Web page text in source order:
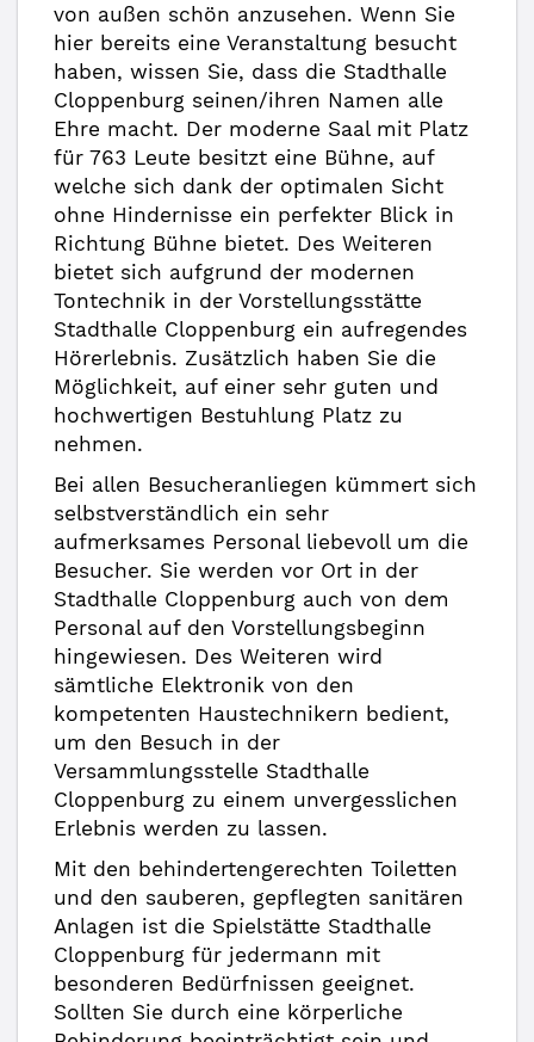
von außen schön anzusehen. Wenn Sie
hier bereits eine Veranstaltung besucht
haben, wissen Sie, dass die Stadthalle
Cloppenburg seinen/ihren Namen alle
Ehre macht. Der moderne Saal mit Platz
für 763 Leute besitzt eine Bühne, auf
welche sich dank der optimalen Sicht
ohne Hindernisse ein perfekter Blick in
Richtung Bühne bietet. Des Weiteren
bietet sich aufgrund der modernen
Tontechnik in der Vorstellungsstätte
Stadthalle Cloppenburg ein aufregendes
Hörerlebnis. Zusätzlich haben Sie die
Möglichkeit, auf einer sehr guten und
hochwertigen Bestuhlung Platz zu
nehmen.
Bei allen Besucheranliegen kümmert sich
selbstverständlich ein sehr
aufmerksames Personal liebevoll um die
Besucher. Sie werden vor Ort in der
Stadthalle Cloppenburg auch von dem
Personal auf den Vorstellungsbeginn
hingewiesen. Des Weiteren wird
sämtliche Elektronik von den
kompetenten Haustechnikern bedient,
um den Besuch in der
Versammlungsstelle Stadthalle
Cloppenburg zu einem unvergesslichen
Erlebnis werden zu lassen.
Mit den behindertengerechten Toiletten
und den sauberen, gepflegten sanitären
Anlagen ist die Spielstätte Stadthalle
Cloppenburg für jedermann mit
besonderen Bedürfnissen geeignet.
Sollten Sie durch eine körperliche